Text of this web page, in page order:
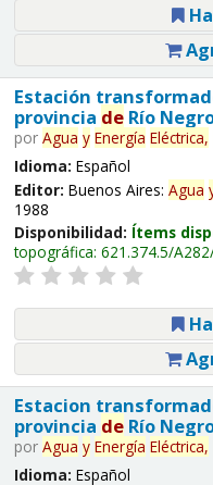
Estación
provincia deRío
por Agua y Energía Eléctrica,
Idioma: Español
Editor: Buenos Aires: Agua
1988
Disponibilidad: Ítems
topográfica: 621.374.5/
Estacion
provincia deRío
por Agua y Energía Eléctrica,
Idioma: Español